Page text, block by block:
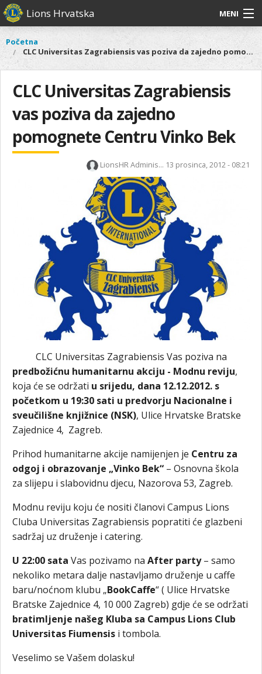
Skoči
na
sadržaj
Lions Hrvatska MENI
O nama
Lions Distrikt 126
Naši projekti
Aktivnosti
Glavni
izbornik
O
nama
Lions
Distrikt
126
Naši
Aktivnosti
Vi
ste
ovdje
Početna
CLC Universitas Zagrabiensis vas poziva da zajedno pomognete Centru Vinko Bek
CLC Universitas Zagrabiensis
vas poziva da zajedno
pomognete Centru Vinko Bek
LionsHR Adminis... 13 prosinca, 2012 - 08:21
CLC Universitas Zagrabiensis Vas poziva na
predbožićnu humanitarnu akciju - Modnu reviju,
koja će se održati u srijedu, dana 12.12.2012. s
početkom u 19:30 sati u predvorju Nacionalne i
sveučilišne knjižnice (NSK), Ulice Hrvatske Bratske
Zajednice 4, Zagreb.
Prihod humanitarne akcije namijenjen je Centru za
odgoj i obrazovanje „Vinko Bek“ – Osnovna škola
za slijepu i slabovidnu djecu, Nazorova 53, Zagreb.
Modnu reviju koju će nositi članovi Campus Lions
Cluba Universitas Zagrabiensis popratiti će glazbeni
sadržaj uz druženje i catering.
U 22:00 sata Vas pozivamo na After party– samo
nekoliko metara dalje nastavljamo druženje u caffe
baru/noćnom klubu „BookCaffe“ ( Ulice Hrvatske
Bratske Zajednice 4, 10 000 Zagreb) gdje će se održati
bratimljenje našeg Kluba sa Campus Lions Club
Universitas Fiumensis i tombola.
Veselimo se Vašem dolasku!